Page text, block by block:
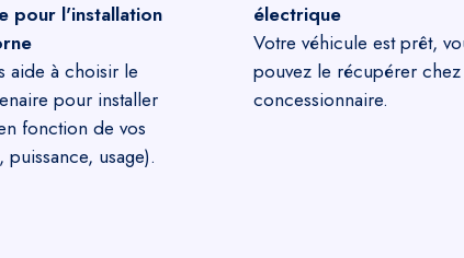
pour l'installation
aide à choisir le
pour installer
fonction de vos
usage).
électrique
Votre véhicule est prêt,
pouvez le récupérer
concessionnaire.